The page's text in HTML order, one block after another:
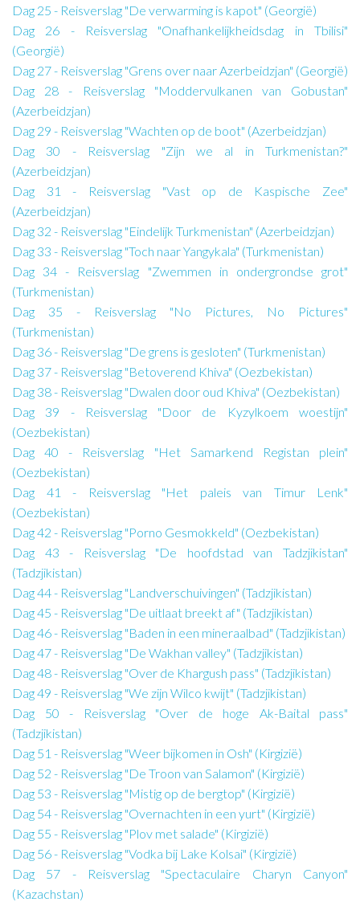
Dag 25 - Reisverslag "De verwarming is kapot" (Georgië)
Dag 26 - Reisverslag "Onafhankelijkheidsdag in Tbilisi"
(Georgië)
Dag 27 - Reisverslag "Grens over naar Azerbeidzjan" (Georgië)
Dag 28 - Reisverslag "Moddervulkanen van Gobustan"
(Azerbeidzjan)
Dag 29 - Reisverslag "Wachten op de boot" (Azerbeidzjan)
Dag 30 - Reisverslag "Zijn we al in Turkmenistan?"
(Azerbeidzjan)
Dag 31 - Reisverslag "Vast op de Kaspische Zee"
(Azerbeidzjan)
Dag 32 - Reisverslag "Eindelijk Turkmenistan" (Azerbeidzjan)
Dag 33 - Reisverslag "Toch naar Yangykala" (Turkmenistan)
Dag 34 - Reisverslag "Zwemmen in ondergrondse grot"
(Turkmenistan)
Dag 35 - Reisverslag "No Pictures, No Pictures"
(Turkmenistan)
Dag 36 - Reisverslag "De grens is gesloten" (Turkmenistan)
Dag 37 - Reisverslag "Betoverend Khiva" (Oezbekistan)
Dag 38 - Reisverslag "Dwalen door oud Khiva" (Oezbekistan)
Dag 39 - Reisverslag "Door de Kyzylkoem woestijn"
(Oezbekistan)
Dag 40 - Reisverslag "Het Samarkend Registan plein"
(Oezbekistan)
Dag 41 - Reisverslag "Het paleis van Timur Lenk"
(Oezbekistan)
Dag 42 - Reisverslag "Porno Gesmokkeld" (Oezbekistan)
Dag 43 - Reisverslag "De hoofdstad van Tadzjikistan"
(Tadzjikistan)
Dag 44 - Reisverslag "Landverschuivingen" (Tadzjikistan)
Dag 45 - Reisverslag "De uitlaat breekt af" (Tadzjikistan)
Dag 46 - Reisverslag "Baden in een mineraalbad" (Tadzjikistan)
Dag 47 - Reisverslag "De Wakhan valley" (Tadzjikistan)
Dag 48 - Reisverslag "Over de Khargush pass" (Tadzjikistan)
Dag 49 - Reisverslag "We zijn Wilco kwijt" (Tadzjikistan)
Dag 50 - Reisverslag "Over de hoge Ak-Baital pass"
(Tadzjikistan)
Dag 51 - Reisverslag "Weer bijkomen in Osh" (Kirgizië)
Dag 52 - Reisverslag "De Troon van Salamon" (Kirgizië)
Dag 53 - Reisverslag "Mistig op de bergtop" (Kirgizië)
Dag 54 - Reisverslag "Overnachten in een yurt" (Kirgizië)
Dag 55 - Reisverslag "Plov met salade" (Kirgizië)
Dag 56 - Reisverslag "Vodka bij Lake Kolsai" (Kirgizië)
Dag 57 - Reisverslag "Spectaculaire Charyn Canyon"
(Kazachstan)